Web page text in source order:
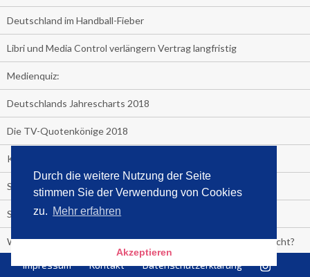
Durch die weitere Nutzung der Seite
stimmen Sie der Verwendung von Cookies
zu. Mehr erfahren
Akzeptieren
Deutschland im Handball-Fieber
Libri und Media Control verlängern Vertrag langfristig
Medienquiz:
Deutschlands Jahrescharts 2018
Die TV-Quotenkönige 2018
KNV und Media Control verlängern vorzeitig Zusammenarbeit
STRENG VERTRAULICH
Streaming verändert TV?
Welcher TV-Sender hat seine Marktanteile seit 2013 vervierfacht?
Michelle for President!
Impressum Kontakt Datenschutzerklärung